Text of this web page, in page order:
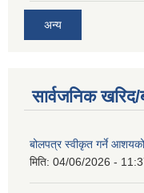
अन्य
सार्वजनिक
बोलपत्र स्वीकृत गर्ने
मिति: 04/06/2026 -